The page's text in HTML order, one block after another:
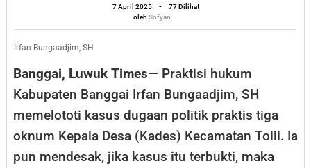
Desak
3
di
Toili
Banggai
Dipecat
7 April 2025
oleh
Sofyan
-
77 Dilihat
oleh Sofyan
Irfan Bungaadjim, SH
Banggai, Luwuk Times— Praktisi hukum
Kabupaten Banggai Irfan Bungaadjim, SH
memelototi kasus dugaan politik praktis tiga
oknum Kepala Desa (Kades) Kecamatan Toili. Ia
pun mendesak, jika kasus itu terbukti, maka